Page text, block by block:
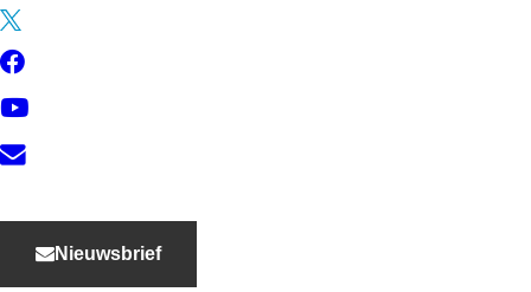
YouTube
Contact
Nieuwsbrief